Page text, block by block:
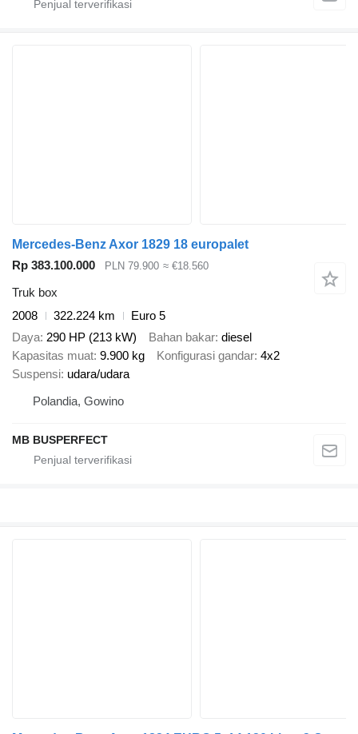
Mercedes-Benz Axor 1829 18 europalet
Rp 383.100.000
PLN 79.900 ≈ €18.560
Truk box
2008
322.224 km
Euro 5
Daya 290 HP (213 kW) Bahan bakar diesel
Kapasitas muat 9.900 kg Konfigurasi gandar 4x2
Suspensi udara/udara
Polandia, Gowino
MB BUSPERFECT